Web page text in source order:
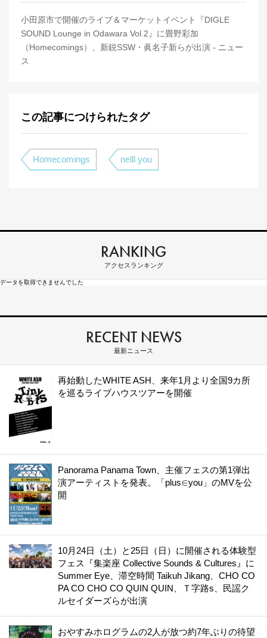
小田原市で開催のライブ＆マーケットイベント『DIGLE
SOUND Lounge in Odawara Vol.2』に畳野彩加
（Homecomings）、新鋭SSW・眞名子新らが出演 - ニュー
ス
この記事につけられたタグ
Homecomings nelll you
RANKING
アクセスランキング
データを取得できませんでした
RECENT NEWS
最新ニュース
再始動したWHITE ASH、来年1月より全国9カ所
を巡るライブハウスツアーを開催
Panorama Panama Town、主催フェスの第1弾出
演アーティストを発表。「plus∈you」のMVを公
開
10月24日（土）と25日（日）に開催される体験型
フェス『集楽座 Collective Sounds & Cultures』に
Summer Eye、滞空時間 Taikuh Jikang、CHO CO
PA CO CHO CO QUIN QUIN、Ｔ字路s、民謡ク
ルセイダーズらが出演
おやすみホログラムの2人が放つ約7年ぶりの待望